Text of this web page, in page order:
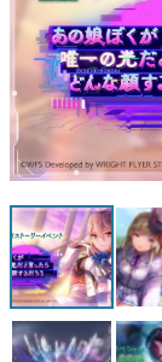
「
の
イ
カテ
マンガ
女性向け
アプリレビュー